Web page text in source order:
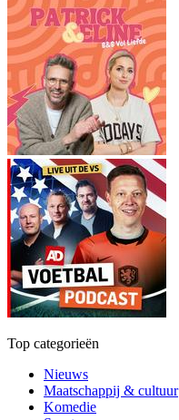
Top categorieën
Nieuws
Maatschappij & cultuur
Komedie